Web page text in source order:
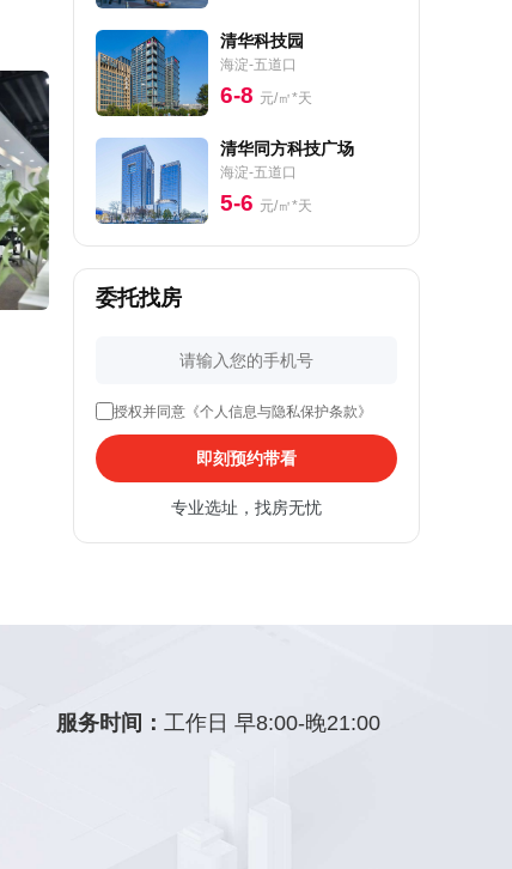
清华科技园
海淀-五道口
6-8 元/㎡*天
清华同方科技广场
海淀-五道口
5-6 元/㎡*天
委托找房
授权并同意《个人信息与隐私保护条款》
即刻预约带看
专业选址，找房无忧
服务时间：工作日 早8:00-晚21:00